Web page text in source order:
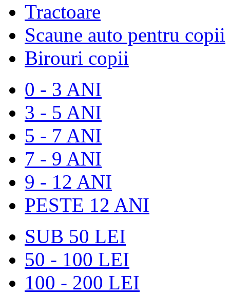
Tractoare
Scaune auto pentru copii
Birouri copii
0 - 3 ANI
3 - 5 ANI
5 - 7 ANI
7 - 9 ANI
9 - 12 ANI
PESTE 12 ANI
SUB 50 LEI
50 - 100 LEI
100 - 200 LEI